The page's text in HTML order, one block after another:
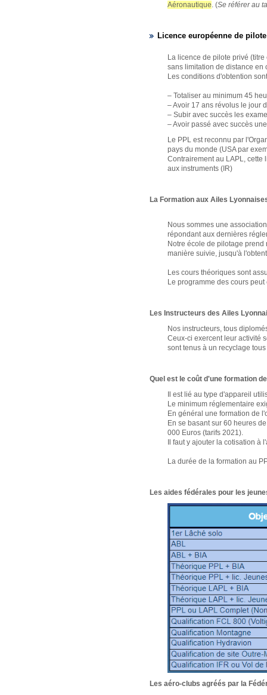
Aéronautique. (Se référer au
Licence européenne de
La licence de pilote privé
sans limitation de distance en
Les conditions d'obtention
– Totaliser au minimum 45
– Avoir 17 ans révolus le jour
– Subir avec succès les
– Avoir passé avec succès
Le PPL est reconnu par
pays du monde (USA par
Contrairement au LAPL, cette
aux instruments (IR)
La Formation aux Ailes
Nous sommes une
répondant aux dernières
Notre école de pilotage
manière suivie, jusqu'à
Les cours théoriques sont
Le programme des cours
Les Instructeurs des Ailes
Nos instructeurs, tous
Ceux-ci exercent leur activité
sont tenus à un recyclage
Quel est le coût d'une formation
Il est lié au type d'appareil
Le minimum réglementaire
En général une formation de
En se basant sur 60 heures
000 Euros (tarifs 2021).
Il faut y ajouter la cotisation
La durée de la formation au
Les aides fédérales pour les
Les aéro-clubs agréés par la